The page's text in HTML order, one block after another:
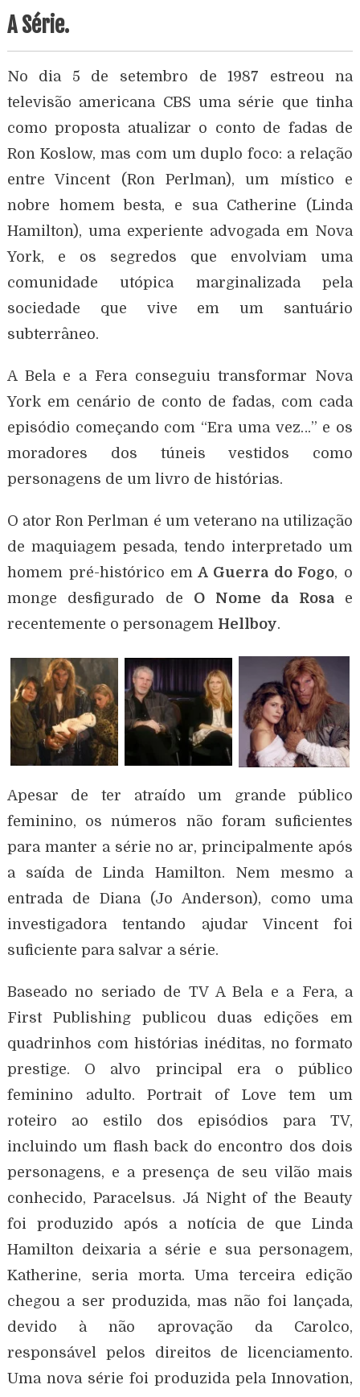
A Série.
No dia 5 de setembro de 1987 estreou na
televisão americana CBS uma série que tinha
como proposta atualizar o conto de fadas de
Ron Koslow, mas com um duplo foco: a relação
entre Vincent (Ron Perlman), um místico e
nobre homem besta, e sua Catherine (Linda
Hamilton), uma experiente advogada em Nova
York, e os segredos que envolviam uma
comunidade utópica marginalizada pela
sociedade que vive em um santuário
subterrâneo.
A Bela e a Fera conseguiu transformar Nova
York em cenário de conto de fadas, com cada
episódio começando com “Era uma vez…” e os
moradores dos túneis vestidos como
personagens de um livro de histórias.
O ator Ron Perlman é um veterano na utilização
de maquiagem pesada, tendo interpretado um
homem pré-histórico em A Guerra do Fogo, o
monge desfigurado de O Nome da Rosae
recentemente o personagem Hellboy.
Apesar de ter atraído um grande público
feminino, os números não foram suficientes
para manter a série no ar, principalmente após
a saída de Linda Hamilton. Nem mesmo a
entrada de Diana (Jo Anderson), como uma
investigadora tentando ajudar Vincent foi
suficiente para salvar a série.
Baseado no seriado de TV A Bela e a Fera, a
First Publishing publicou duas edições em
quadrinhos com histórias inéditas, no formato
prestige. O alvo principal era o público
feminino adulto. Portrait of Love tem um
roteiro ao estilo dos episódios para TV,
incluindo um flash back do encontro dos dois
personagens, e a presença de seu vilão mais
conhecido, Paracelsus. Já Night of the Beauty
foi produzido após a notícia de que Linda
Hamilton deixaria a série e sua personagem,
Katherine, seria morta. Uma terceira edição
chegou a ser produzida, mas não foi lançada,
devido à não aprovação da Carolco,
responsável pelos direitos de licenciamento.
Uma nova série foi produzida pela Innovation,